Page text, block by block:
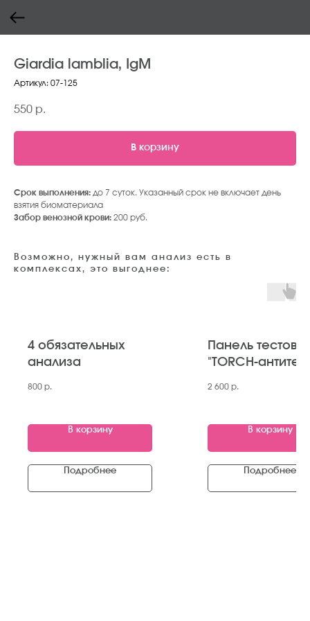
Giardia lamblia, IgM
Артикул: 07-125
550 р.
В корзину
Срок выполнения: до 7 суток. Указанный срок не включает день
взятия биоматериала
Забор венозной крови: 200 руб.
Возможно, нужный вам анализ есть в
комплексах, это выгоднее:
4 обязательных
анализа
800 р.
В корзину
Подробнее
Панель тестов
"TORCH-
2 600 р.
В корзину
Подробнее